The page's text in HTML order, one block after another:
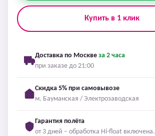
Купить в 1 клик
Доставка по Москве за 2 часа
при заказе до 21:00
Скидка 5% при самовывозе
м. Бауманская / Электрозаводская
Гарантия полёта
от 3 дней – обработка Hi-float включена.